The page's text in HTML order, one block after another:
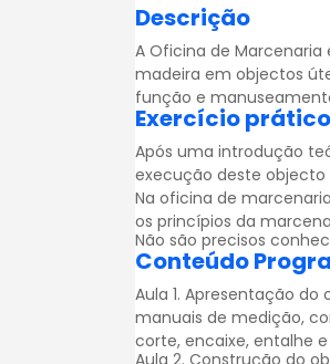
Descrição
A Oficina de
madeira em objectos
função e
Exercício prático
Após uma introdução
execução deste
Na oficina de
os princípios da
Não são precisos
Conteúdo
Aula 1. Apresentação
manuais de medição,
corte, encaixe, entalhe
Aula 2. Construção do